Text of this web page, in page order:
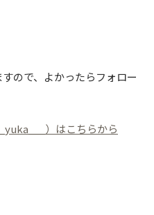
ので、よかったらフォロー
）はこちらから